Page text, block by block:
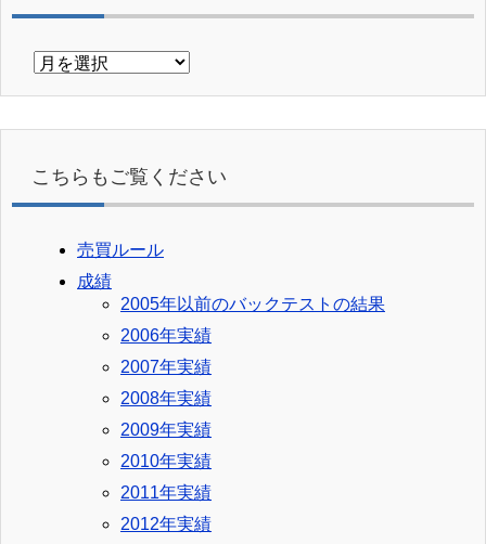
ア
イ
こちらもご覧ください
売買ルール
成績
2005年以前のバックテストの結果
2006年実績
2007年実績
2008年実績
2009年実績
2010年実績
2011年実績
2012年実績